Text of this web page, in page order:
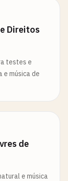
Direitos
testes e
e música de
de
e música